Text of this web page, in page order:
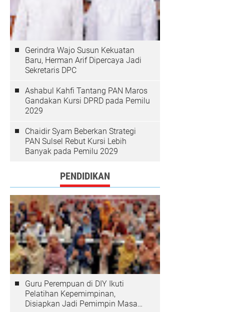
Gerindra Wajo Susun Kekuatan
Baru, Herman Arif Dipercaya Jadi
Sekretaris DPC
Ashabul Kahfi Tantang PAN Maros
Gandakan Kursi DPRD pada Pemilu
2029
Chaidir Syam Beberkan Strategi
PAN Sulsel Rebut Kursi Lebih
Banyak pada Pemilu 2029
PENDIDIKAN
Guru Perempuan di DIY Ikuti
Pelatihan Kepemimpinan,
Disiapkan Jadi Pemimpin Masa